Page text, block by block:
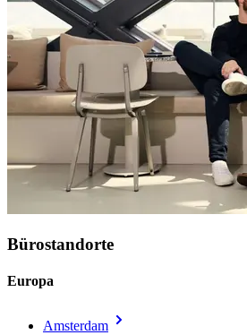
Bürostandorte
Europa
Amsterdam